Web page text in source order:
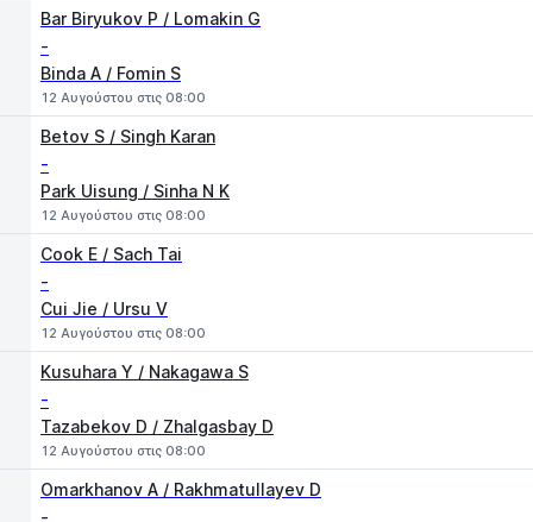
Bar Biryukov P / Lomakin G
-
Binda A / Fomin S
12 Αυγούστου στις 08:00
Betov S / Singh Karan
-
Park Uisung / Sinha N K
12 Αυγούστου στις 08:00
Cook E / Sach Tai
-
Cui Jie / Ursu V
12 Αυγούστου στις 08:00
Kusuhara Y / Nakagawa S
-
Tazabekov D / Zhalgasbay D
12 Αυγούστου στις 08:00
Omarkhanov A / Rakhmatullayev D
-